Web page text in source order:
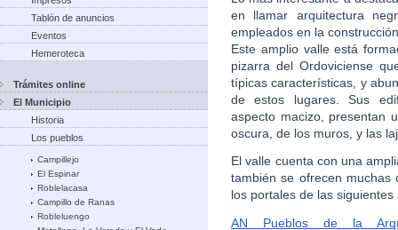
Tablón de anuncios
Eventos
Hemeroteca
Trámites online
El Municipio
Historia
Los pueblos
Campillejo
El Espinar
Roblelacasa
Campillo de Ranas
Robleluengo
en llamar arquitectura
empleados en la
Este amplio valle está
pizarra del Ordoviciense
típicas características, y
de estos lugares. Sus
aspecto macizo, presentan
oscura, de los muros, y las
El valle cuenta con una
también se ofrecen muchas
los portales de las
AN Pueblos de la